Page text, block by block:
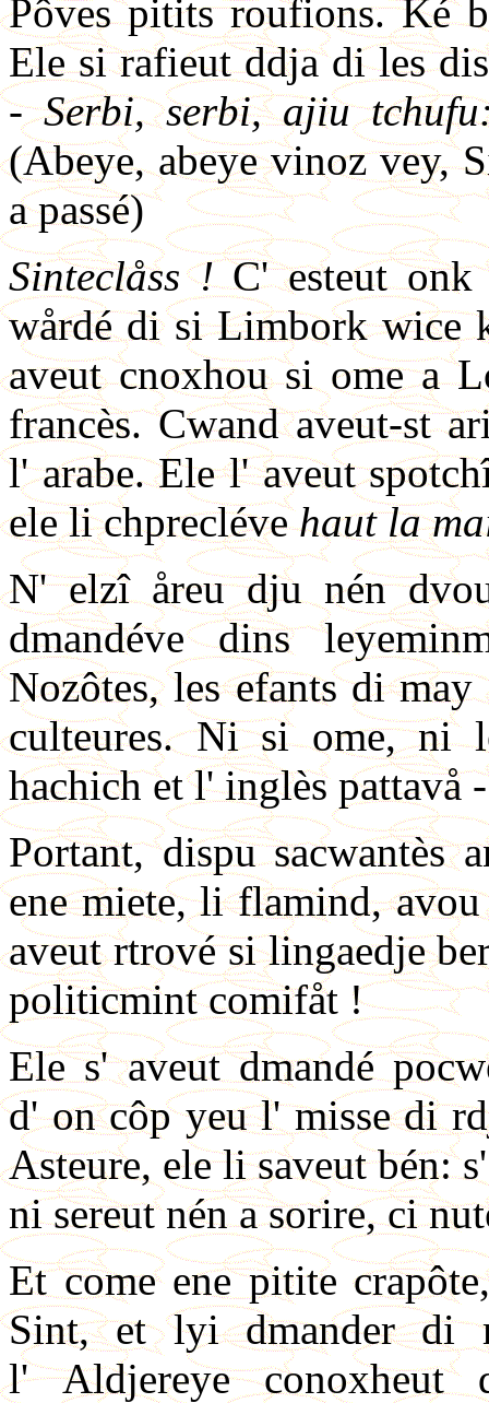
Pôves pitits roufions. Ké
Ele si rafieut ddja di les
-Serbi, serbi, ajiu
(Abeye, abeye vinoz vey,
a passé)
Sinteclåss !C' esteut onk
wårdé di si Limbork wice
aveut cnoxhou si ome a
francès. Cwand aveut-st
l' arabe. Ele l' aveut
ele li chpreclévehaut la
N' elzî åreu dju nén
dmandéve dins
Nozôtes, les efants di
culteures. Ni si ome, ni
hachich et l' inglès
Portant, dispu sacwantès
ene miete, li flamind,
aveut rtrové si lingaedje
politicmint comifåt !
Ele s' aveut dmandé
d' on côp yeu l' misse di
Asteure, ele li saveut bén:
ni sereut nén a sorire, ci
Et come ene pitite
Sint, et lyi dmander di
l' Aldjereye conoxheut